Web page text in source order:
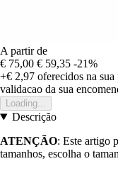
A partir de
€ 75,00 € 59,35 -21%
+€ 2,97 oferecidos na
validacao da sua
Loading...
Descrição
ATENÇÃO: Este artigo
tamanhos, escolha o